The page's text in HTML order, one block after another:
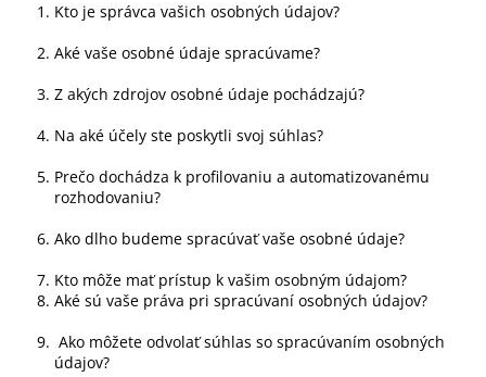
Kto je správca vašich osobných údajov?
Aké vaše osobné údaje spracúvame?
Z akých zdrojov osobné údaje pochádzajú?
Na aké účely ste poskytli svoj súhlas?
Prečo dochádza k profilovaniu a automatizovanému
rozhodovaniu?
Ako dlho budeme spracúvať vaše osobné údaje?
Kto môže mať prístup k vašim osobným údajom?
Aké sú vaše práva pri spracúvaní osobných údajov?
Ako môžete odvolať súhlas so spracúvaním osobných
údajov?